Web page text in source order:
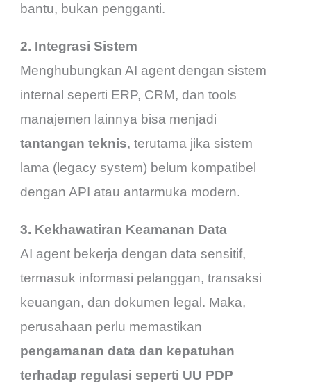
bantu, bukan pengganti.
2. Integrasi Sistem
Menghubungkan AI agent dengan sistem
internal seperti ERP, CRM, dan tools
manajemen lainnya bisa menjadi
tantangan teknis, terutama jika sistem
lama (legacy system) belum kompatibel
dengan API atau antarmuka modern.
3. Kekhawatiran Keamanan Data
AI agent bekerja dengan data sensitif,
termasuk informasi pelanggan, transaksi
keuangan, dan dokumen legal. Maka,
perusahaan perlu memastikan
pengamanan data dan kepatuhan
terhadap regulasi seperti UU PDP